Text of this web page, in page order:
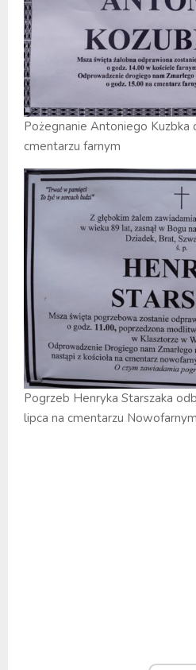
Pożegnanie Antoniego
cmentarzu farnym
Pogrzeb Henryka Starszaka
lipca na cmentarzu Nowofarnym